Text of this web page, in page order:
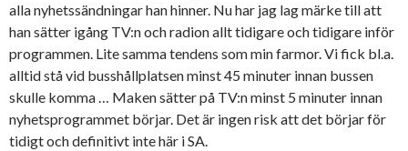
alla nyhetssändningar han hinner. Nu har jag lag märke till att
han sätter igång TV:n och radion allt tidigare och tidigare inför
programmen. Lite samma tendens som min farmor. Vi fick bl.a.
alltid stå vid busshållplatsen minst 45 minuter innan bussen
skulle komma … Maken sätter på TV:n minst 5 minuter innan
nyhetsprogrammet börjar. Det är ingen risk att det börjar för
tidigt och definitivt inte här i SA.